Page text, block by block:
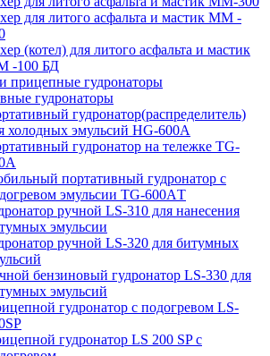
для литого асфальта и мастик MM -
(котел) для литого асфальта и мастик
-100 БД
прицепные гудронаторы
гудронаторы
гудронатор(распределитель)
холодных эмульсий HG-600A
гудронатор на тележке TG-
портативный гудронатор с
эмульсии TG-600AТ
ручной LS-310 для нанесения
эмульсии
ручной LS-320 для битумных
бензиновый гудронатор LS-330 для
эмульсий
гудронатор с подогревом LS-
гудронатор LS 200 SP с